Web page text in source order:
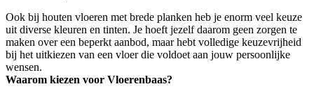
Ook bij houten vloeren met brede planken heb je enorm veel keuze
uit diverse kleuren en tinten. Je hoeft jezelf daarom geen zorgen te
maken over een beperkt aanbod, maar hebt volledige keuzevrijheid
bij het uitkiezen van een vloer die voldoet aan jouw persoonlijke
wensen.
Waarom kiezen voor Vloerenbaas?